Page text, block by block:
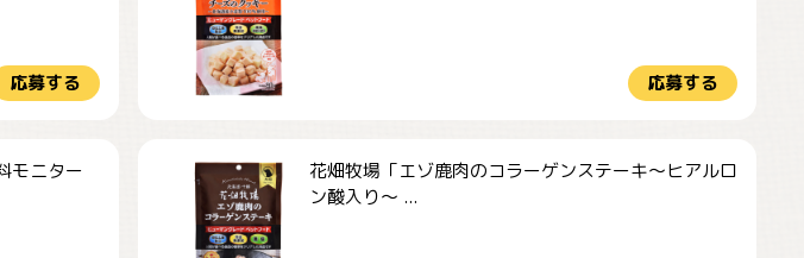
応募する 応募する
モニター
花畑牧場「エゾ鹿肉のコラーゲンステーキ～ヒアルロ
ン酸入り～ ...